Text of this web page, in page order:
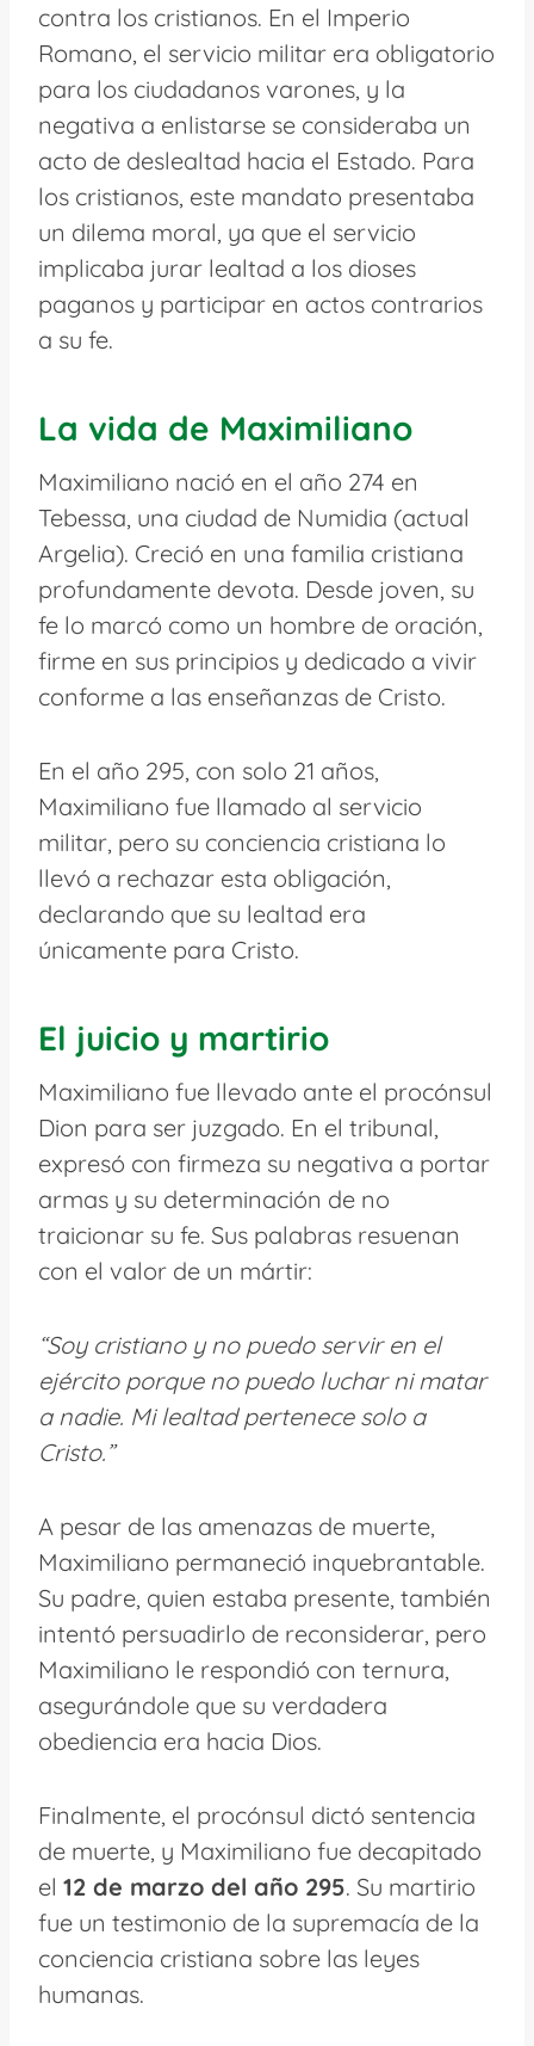
contra los cristianos. En el Imperio
Romano, el servicio militar era obligatorio
para los ciudadanos varones, y la
negativa a enlistarse se consideraba un
acto de deslealtad hacia el Estado. Para
los cristianos, este mandato presentaba
un dilema moral, ya que el servicio
implicaba jurar lealtad a los dioses
paganos y participar en actos contrarios
a su fe.
La vida de Maximiliano
Maximiliano nació en el año 274 en
Tebessa, una ciudad de Numidia (actual
Argelia). Creció en una familia cristiana
profundamente devota. Desde joven, su
fe lo marcó como un hombre de oración,
firme en sus principios y dedicado a vivir
conforme a las enseñanzas de Cristo.
En el año 295, con solo 21 años,
Maximiliano fue llamado al servicio
militar, pero su conciencia cristiana lo
llevó a rechazar esta obligación,
declarando que su lealtad era
únicamente para Cristo.
El juicio y martirio
Maximiliano fue llevado ante el procónsul
Dion para ser juzgado. En el tribunal,
expresó con firmeza su negativa a portar
armas y su determinación de no
traicionar su fe. Sus palabras resuenan
con el valor de un mártir:
“Soy cristiano y no puedo servir en el
ejército porque no puedo luchar ni matar
a nadie. Mi lealtad pertenece solo a
Cristo.”
A pesar de las amenazas de muerte,
Maximiliano permaneció inquebrantable.
Su padre, quien estaba presente, también
intentó persuadirlo de reconsiderar, pero
Maximiliano le respondió con ternura,
asegurándole que su verdadera
obediencia era hacia Dios.
Finalmente, el procónsul dictó sentencia
de muerte, y Maximiliano fue decapitado
el 12 de marzo del año 295. Su martirio
fue un testimonio de la supremacía de la
conciencia cristiana sobre las leyes
humanas.